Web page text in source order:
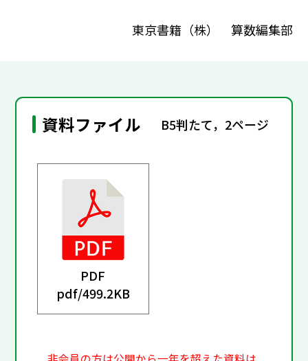
東京書籍（株） 算数編集部
資料ファイル B5判たて，2ページ
PDF
pdf/499.2KB